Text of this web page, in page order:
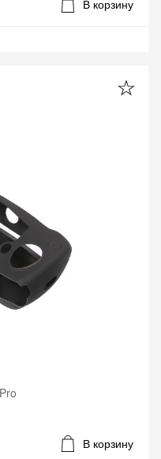
В корзину
В корзину